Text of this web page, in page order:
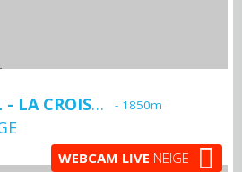
CROISETTE - 1850m
WEBCAM LIVE NEIGE